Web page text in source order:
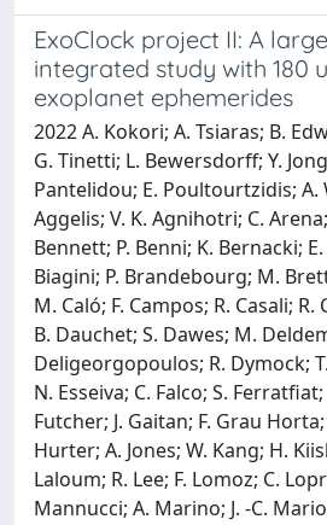
ExoClock project II: A
integrated study with 180
exoplanet ephemerides
2022 A. Kokori; A. Tsiaras; B.
G. Tinetti; L. Bewersdorff; Y.
Pantelidou; E. Poultourtzidis; A.
Aggelis; V. K. Agnihotri; C.
Bennett; P. Benni; K. Bernacki;
Biagini; P. Brandebourg; M.
M. Caló; F. Campos; R. Casali;
B. Dauchet; S. Dawes; M.
Deligeorgopoulos; R. Dymock;
N. Esseiva; C. Falco; S.
Futcher; J. Gaitan; F. Grau Horta;
Hurter; A. Jones; W. Kang; H.
Laloum; R. Lee; F. Lomoz; C.
Mannucci; A. Marino; J. -C.